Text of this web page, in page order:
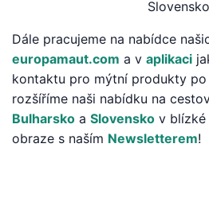
Slovensko
Dále pracujeme na nabídce
europamaut.com a v aplikaci
kontaktu pro mýtní produkty po
rozšíříme naši nabídku na
Bulharsko a Slovensko v blízké
obraze s naším Newsletterem!